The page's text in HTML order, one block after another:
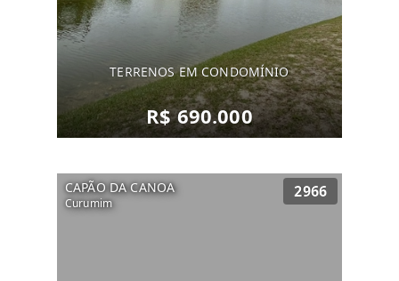
TERRENOS EM CONDOMÍNIO
R$ 690.000
CAPÃO DA CANOA
Curumim
2966